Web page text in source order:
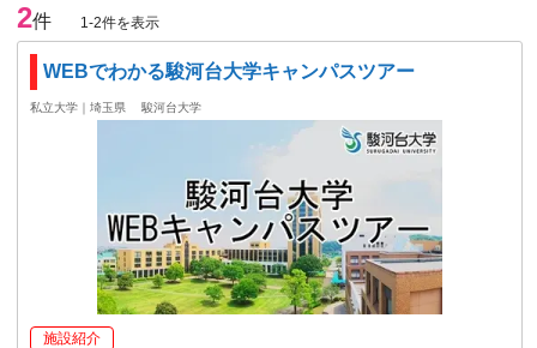
2件 1-2件を表示
WEBでわかる駿河台大学キャンパスツアー
私立大学｜埼玉県 駿河台大学
施設紹介